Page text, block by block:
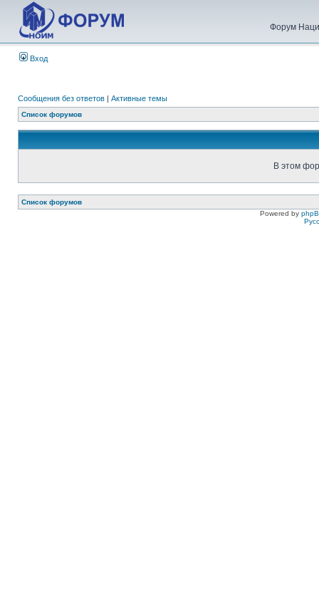
Форум
Вход
Сообщения без ответов | Активные темы
Список форумов
В этом
Список форумов
Powered by